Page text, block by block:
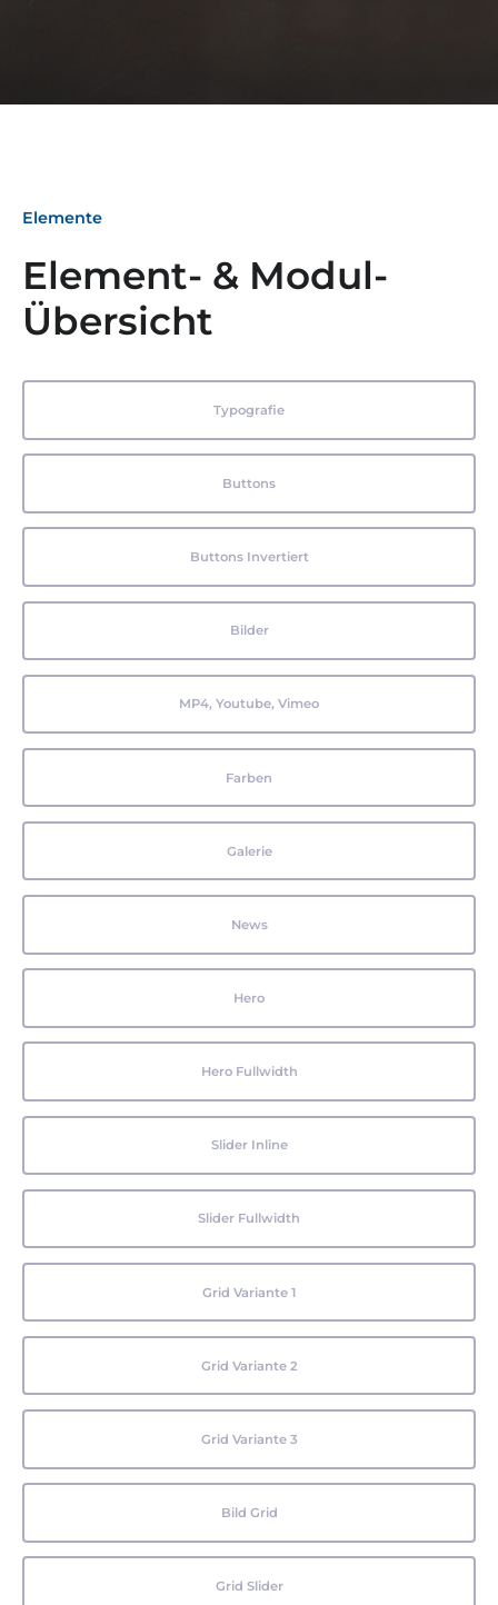
Elemente
Element- & Modul-
Übersicht
Typografie
Buttons
Buttons Invertiert
Bilder
MP4, Youtube, Vimeo
Farben
Galerie
News
Hero
Hero Fullwidth
Slider Inline
Slider Fullwidth
Grid Variante 1
Grid Variante 2
Grid Variante 3
Bild Grid
Grid Slider